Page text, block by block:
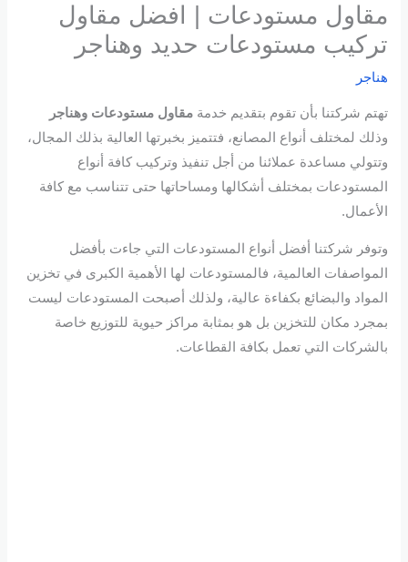
مقاول مستودعات | افضل مقاول
تركيب مستودعات حديد وهناجر
هناجر
تهتم شركتنا بأن تقوم بتقديم خدمةمقاول مستودعات وهناجر
وذلك لمختلف أنواع المصانع، فتتميز بخبرتها العالية بذلك المجال،
وتتولي مساعدة عملائنا من أجل تنفيذ وتركيب كافة أنواع
المستودعات بمختلف أشكالها ومساحاتها حتى تتناسب مع كافة
الأعمال.
وتوفر شركتنا أفضل أنواع المستودعات التي جاءت بأفضل
المواصفات العالمية، فالمستودعات لها الأهمية الكبرى في تخزين
المواد والبضائع بكفاءة عالية، ولذلك أصبحت المستودعات ليست
بمجرد مكان للتخزين بل هو بمثابة مراكز حيوية للتوزيع خاصة
بالشركات التي تعمل بكافة القطاعات.